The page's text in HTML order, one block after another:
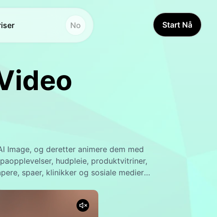
No
Hot
video
Stemmestudio
Hot
Stemmeskifter New
Start Nå
Image, og deretter animere dem med
hudpleie, produktvitriner,
spaer, klinikker og sosiale medier